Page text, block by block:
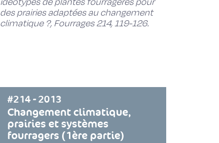
des prairies adaptées au changement
climatique ?, Fourrages 214, 119-126.
#214 - 2013
Changement climatique,
prairies et systèmes
fourragers (1ère partie)